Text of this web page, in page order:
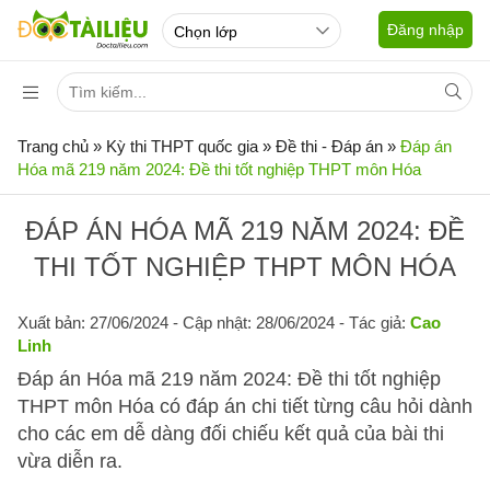
Đăng nhập
Trang chủ » Kỳ thi THPT quốc gia » Đề thi - Đáp án » Đáp án
Hóa mã 219 năm 2024: Đề thi tốt nghiệp THPT môn Hóa
ĐÁP ÁN HÓA MÃ 219 NĂM 2024: ĐỀ
THI TỐT NGHIỆP THPT MÔN HÓA
Xuất bản: 27/06/2024 - Cập nhật: 28/06/2024 - Tác giả: Cao
Linh
Đáp án Hóa mã 219 năm 2024: Đề thi tốt nghiệp
THPT môn Hóa có đáp án chi tiết từng câu hỏi dành
cho các em dễ dàng đối chiếu kết quả của bài thi
vừa diễn ra.